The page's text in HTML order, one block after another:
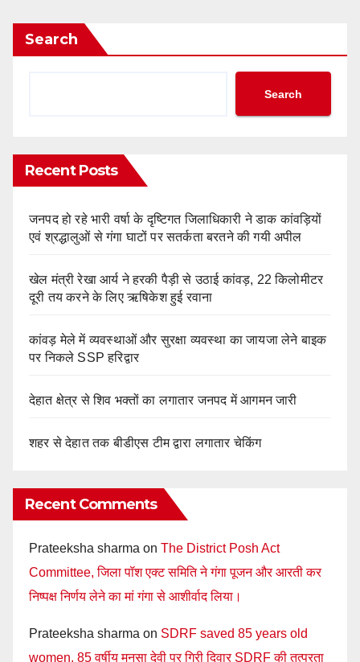
Search
Search
Recent Posts
जनपद हो रहे भारी वर्षा के दृष्टिगत जिलाधिकारी ने डाक कांवड़ियों
एवं श्रद्धालुओं से गंगा घाटों पर सतर्कता बरतने की गयी अपील
खेल मंत्री रेखा आर्य ने हरकी पैड़ी से उठाई कांवड़, 22 किलोमीटर
दूरी तय करने के लिए ऋषिकेश हुई रवाना
कांवड़ मेले में व्यवस्थाओं और सुरक्षा व्यवस्था का जायजा लेने बाइक
पर निकले SSP हरिद्वार
देहात क्षेत्र से शिव भक्तों का लगातार जनपद में आगमन जारी
शहर से देहात तक बीडीएस टीम द्वारा लगातार चेकिंग
Recent Comments
Prateeksha sharma on The District Posh Act
Committee, जिला पॉश एक्ट समिति ने गंगा पूजन और आरती कर
निष्पक्ष निर्णय लेने का मां गंगा से आशीर्वाद लिया।
Prateeksha sharma on SDRF saved 85 years old
women, 85 वर्षीय मनसा देवी पर गिरी दिवार SDRF की तत्परता